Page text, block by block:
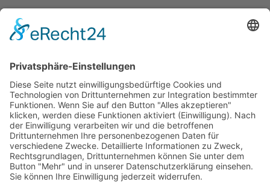
Fachinformationen
Erstattungsfähige rezeptfreie Medikamente
Studie: Reduziert das Darmbakterium Bacteroides vulgatus
Heißhunger auf Süßes?
Verband Unabhängiger Heilpraktiker e.V.
Diese E-Mail-Adresse ist vor Spambots geschützt! Zur
Anzeige muss JavaScript eingeschaltet sein!
0261-1349 8000